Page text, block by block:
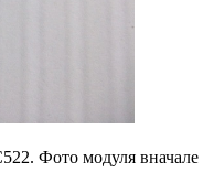
Фото модуля вначале